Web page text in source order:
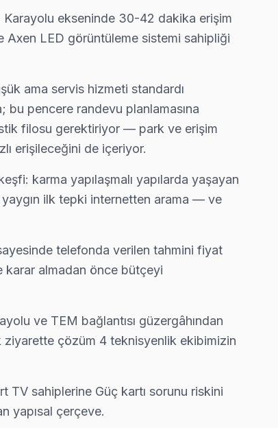
ikinci ziyaret.
deneyimli ekibi.
Karayolu ekseninde 30-42 dakika erişim
LED görüntüleme sistemi sahipliği
ama servis hizmeti standardı
pencere randevu planlamasına
filosu gerektiriyor — park ve erişim
erişileceğini de içeriyor.
karma yapılaşmalı yapılarda yaşayan
yaygın ilk tepki internetten arama — ve
telefonda verilen tahmini fiyat
karar almadan önce bütçeyi
ve TEM bağlantısı güzergâhından
ziyarette çözüm 4 teknisyenlik ekibimizin
TV sahiplerine Güç kartı sorunu riskini
yapısal çerçeve.